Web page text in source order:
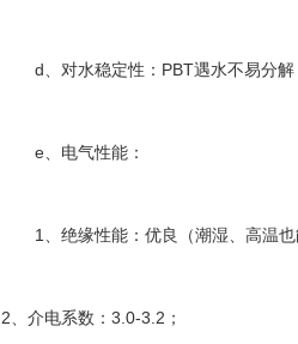
d、对水稳定性： PBT遇水不易分解
e、电气性能：
1 、绝缘性能：优良（潮湿、高温
2、介电系数： 3.0-3.2 ；